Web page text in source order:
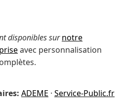
disponibles surnotre
avec personnalisation
ADEME · Service-Public.fr